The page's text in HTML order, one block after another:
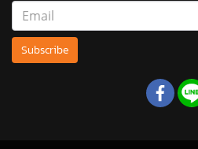
Subscribe